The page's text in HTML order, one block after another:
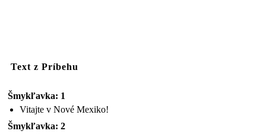
Text z Príbehu
Šmykľavka: 1
Vitajte v Nové Mexiko!
Šmykľavka: 2